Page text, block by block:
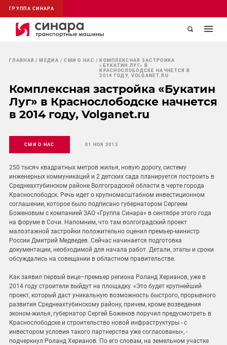
ГРУППА СИНАРА
ГЛАВНАЯ МЕДИА СМИ О НАС
КОМПЛЕКСНАЯ ЗАСТРОЙКА
«БУКАТИН ЛУГ» В
КРАСНОСЛОБОДСКЕ НАЧНЕТСЯ В
2014 ГОДУ, VOLGANET.RU
Комплексная застройка «Букатин
Луг» в Краснослободске начнется
в 2014 году, Volganet.ru
СМИ О НАС 01 НОЯ 2013
250 тысяч квадратных метров жилья, новую дорогу, систему
инженерных коммуникаций и 2 детских сада планируется построить в
Среднеахтубинском районе Волгоградской области в черте города
Краснослободск. Речь идет о крупномасштабном инвестиционном
соглашении, которое было подписано губернатором Сергеем
Боженовым с компанией ЗАО «Группа Синара» в сентябре этого года
на форуме в Сочи. Напомним, что там волгоградский проект
малоэтажной застройки положительно оценил премьер-министр
России Дмитрий Медведев. Сейчас начинается подготовка
документации, необходимой для начала работ. Детали, этапы и сроки
обсуждались на совещании в областном правительстве.
Как заявил первый вице–премьер региона Роланд Херианов, уже в
2014 году строители выйдут на площадку. «Это будет крупнейший
проект, который даст уникальную возможность быстрого, прорывного
развития Среднеахтубинскому району, причем, кроме возведения
эконом-жилья, губернатор Сергей Боженов поручил предусмотреть в
Краснослободске и строительство новой инфраструктуры - с
инвестором условия такого партнерства уже согласованы», -
подчеркнул Роланд Херианов. По его словам, на земельном участке